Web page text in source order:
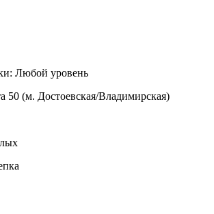
Любой уровень
50 (м. Достоевская/Владимирская)